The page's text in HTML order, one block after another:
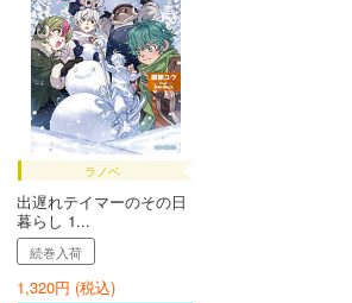
ラノベ
出遅れテイマーのその日
暮らし 1...
続巻入荷
1,320円 (税込)